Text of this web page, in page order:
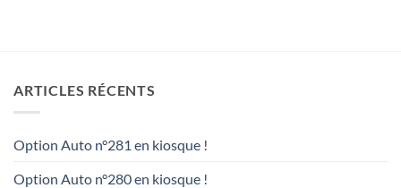
ARTICLES RÉCENTS
Option Auto n°281 en kiosque !
Option Auto n°280 en kiosque !